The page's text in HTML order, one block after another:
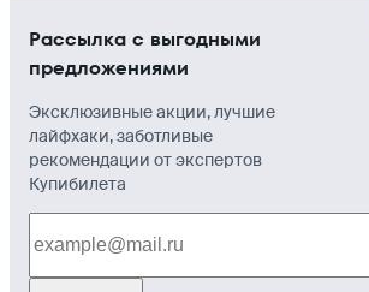
Рассылка с выгодными
предложениями
Эксклюзивные акции, лучшие
лайфхаки, заботливые
рекомендации от экспертов
Купибилета